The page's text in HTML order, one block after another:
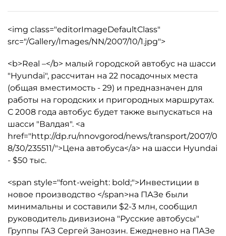
<img class="editorImageDefaultClass"
src="/Gallery/Images/NN/2007/10/1.jpg">
<b>Real –</b> малый городской автобус на шасси
"Hyundai", рассчитан на 22 посадочных места
(общая вместимость - 29) и предназначен для
работы на городских и пригородных маршрутах.
С 2008 года автобус будет также выпускаться на
шасси "Валдая". <a
href="http://dp.ru/nnovgorod/news/transport/2007/0
8/30/235511/">Цена автобуса</a> на шасси Hyundai
- $50 тыс.
<span style="font-weight: bold;">Инвестиции в
новое производство </span>на ПАЗе были
минимальны и составили $2-3 млн, сообщил
руководитель дивизиона "Русские автобусы"
Группы ГАЗ Сергей Занозин. Ежедневно на ПАЗе